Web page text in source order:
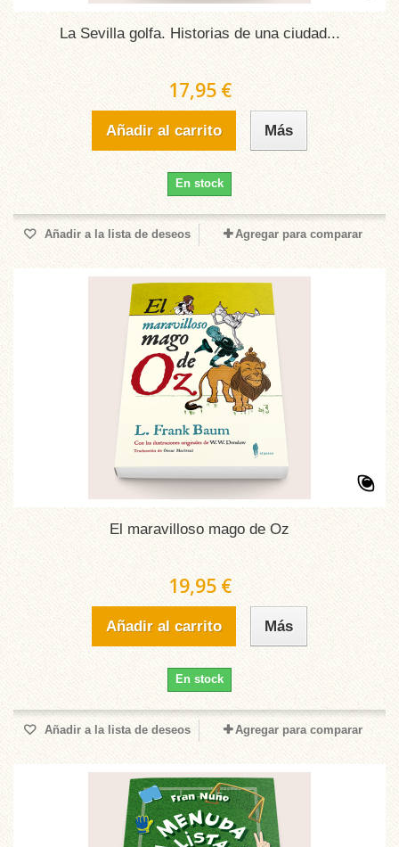
La Sevilla golfa. Historias de una ciudad...
17,95 €
Añadir al carrito Más
En stock
Añadir a la lista de deseos Agregar para comparar
El maravilloso mago de Oz
19,95 €
Añadir al carrito Más
En stock
Añadir a la lista de deseos Agregar para comparar